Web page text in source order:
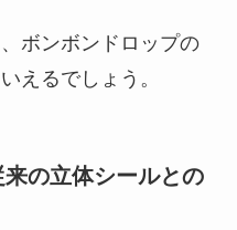
ボンボンドロップの
えるでしょう。
の立体シールとの